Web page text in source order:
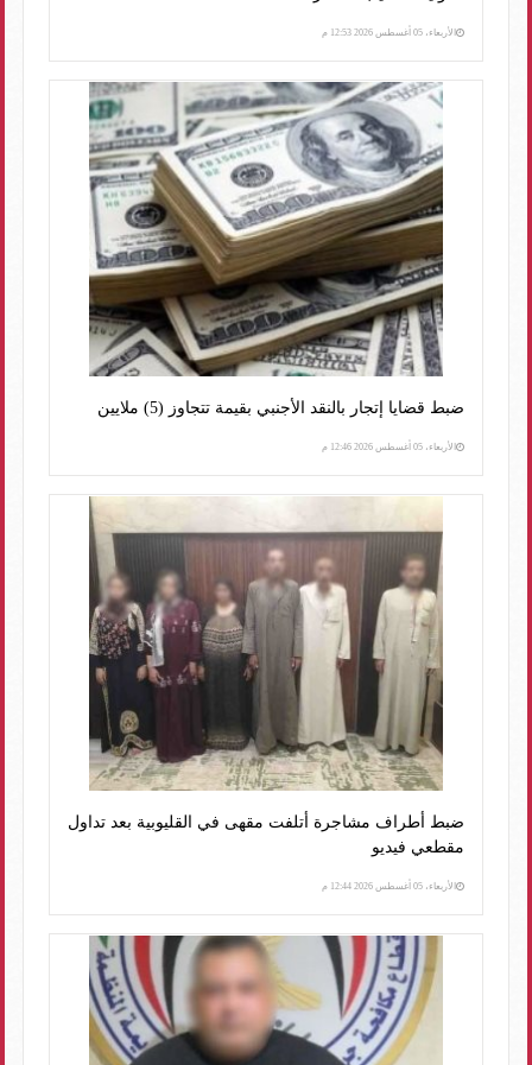
الأربعاء، 05 أغسطس 2026 12:53 م
ضبط قضايا إتجار بالنقد الأجنبي بقيمة تتجاوز (5) ملايين
الأربعاء، 05 أغسطس 2026 12:46 م
ضبط أطراف مشاجرة أتلفت مقهى في القليوبية بعد تداول
مقطعي فيديو
الأربعاء، 05 أغسطس 2026 12:44 م